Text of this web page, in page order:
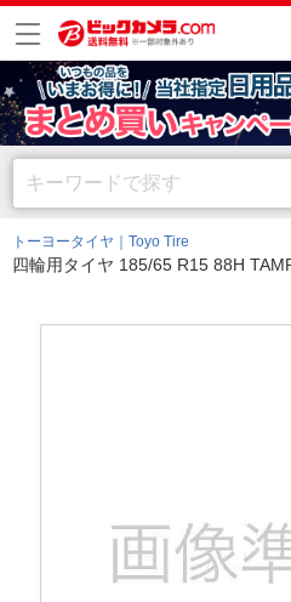
トーヨータイヤ｜Toyo Tire
四輪用タイヤ 185/65 R15 88H